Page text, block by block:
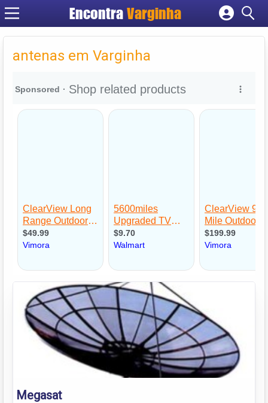
EncontraVarginha
Cadastrar empresa
Criar conta
antenas em Varginha
Megasat